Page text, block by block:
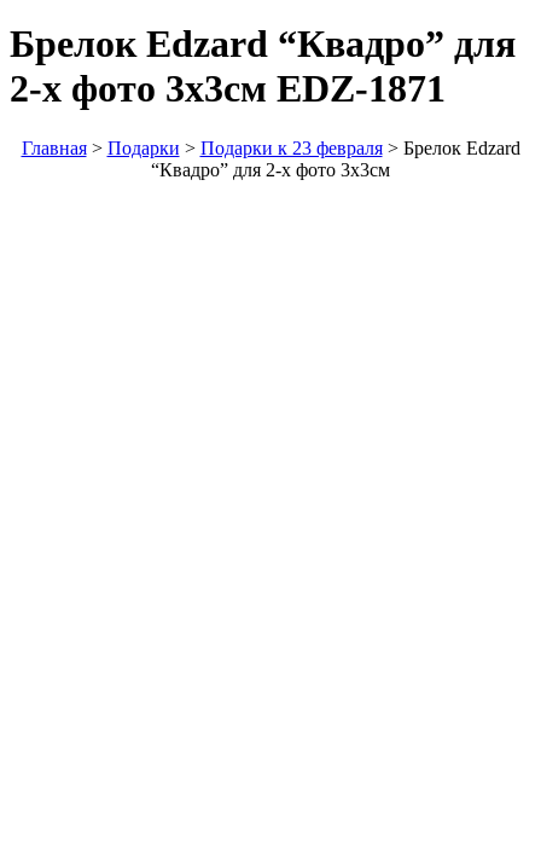
Брелок Edzard “Квадро” для
2-х фото 3х3см EDZ-1871
Главная> Подарки > Подарки к 23 февраля> Брелок Edzard
“Квадро” для 2-х фото 3х3см